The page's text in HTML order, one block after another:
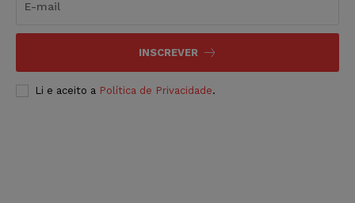
INSCREVER
Li e aceito a Política de Privacidade.